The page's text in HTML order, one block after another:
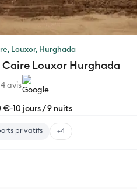
Louxor, Hurghada
Caire Louxor Hurghada
4 avis
€-10 jours / 9 nuits
privatifs +4